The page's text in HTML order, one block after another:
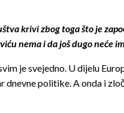
krivi zbog toga što je
nema i da još dugo neće
je svejedno. U dijelu
politike. A onda i